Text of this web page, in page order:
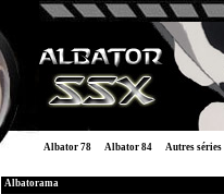
Albator 78 Albator 84 Autres séries
Albatorama